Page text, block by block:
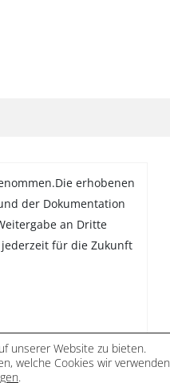
erhobenen
der Dokumentation
an Dritte
für die Zukunft
unserer Website zu bieten.
welche Cookies wir
.